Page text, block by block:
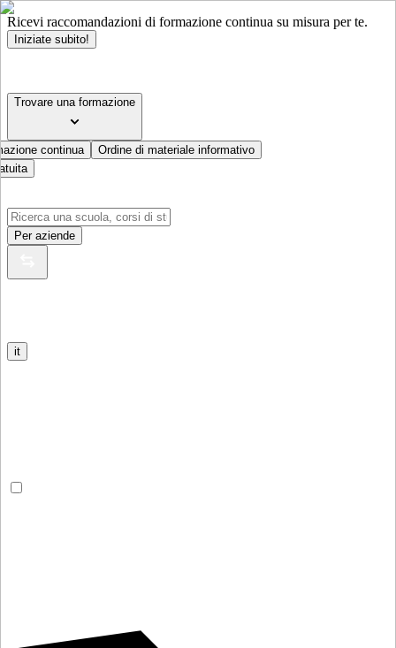
Ricevi raccomandazioni di formazione continua su misura per te.
Iniziate subito!
Trovare una formazione
continua
Ordine di materiale informativo
Per aziende
it